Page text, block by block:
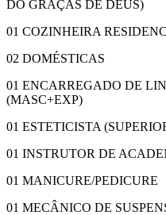
DO GRAÇAS DE DEUS)
01 COZINHEIRA
02 DOMÉSTICAS
01 ENCARREGADO DE
(MASC+EXP)
01 ESTETICISTA
01 INSTRUTOR DE
01 MANICURE/PEDICURE
01 MECÂNICO DE